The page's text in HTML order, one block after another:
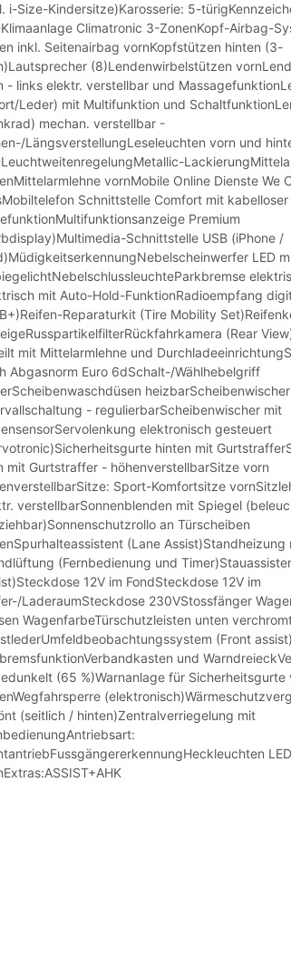
i-Size-Kindersitze)Karosserie: 5-
Climatronic 3-ZonenKopf-Airbag-
inkl. Seitenairbag vornKopfstützen hinten (3-
(8)Lendenwirbelstützen
- links elektr. verstellbar und
Leder) mit Multifunktion und
mechan. verstellbar -
LängsverstellungLeseleuchten vorn und
vornMobile Online Dienste We
Schnittstelle Comfort mit kabelloser
Premium
Schnittstelle USB (iPhone /
LED
mit Auto-Hold-FunktionRadioempfang
Reparaturkit (Tire Mobility
(Rear
mit Mittelarmlehne und
Abgasnorm Euro 6dSchalt-/Wählhebelgriff
- regulierbarScheibenwischer mit
elektronisch gesteuert
hinten mit
mit Gurtstraffer - höhenverstellbarSitze vorn
Sport-Komfortsitze
verstellbarSonnenblenden mit Spiegel
an Türscheiben
(Lane Assist)Standheizung
(Fernbedienung und
12V im FondSteckdose 12V im
LaderaumSteckdose 230VStossfänger
WagenfarbeTürschutzleisten unten
(Front
und
(65 %)Warnanlage für Sicherheitsgurte
(seitlich / hinten)Zentralverriegelung mit